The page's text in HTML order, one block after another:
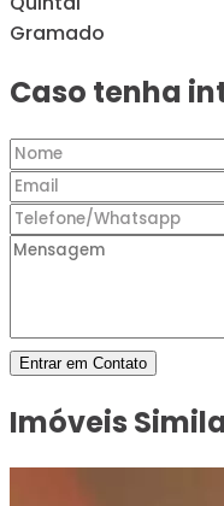
Gramado
Caso tenha
Entrar em Contato
Imóveis